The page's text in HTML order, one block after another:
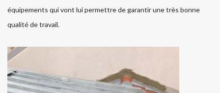
équipements qui vont lui permettre de garantir une très bonne
qualité de travail.